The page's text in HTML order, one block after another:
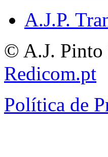
A.J.P.
© A.J. Pinto
Redicom.pt
Política de